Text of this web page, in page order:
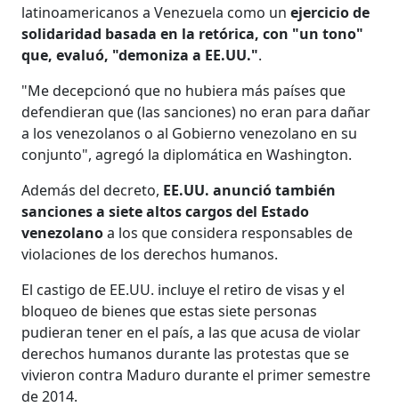
latinoamericanos a Venezuela como unejercicio de
solidaridad basada en la retórica, con "un tono"
que, evaluó, "demoniza a EE.UU.".
"Me decepcionó que no hubiera más países que
defendieran que (las sanciones) no eran para dañar
a los venezolanos o al Gobierno venezolano en su
conjunto", agregó la diplomática en Washington.
Además del decreto, EE.UU. anunció también
sanciones a siete altos cargos del Estado
venezolanoa los que considera responsables de
violaciones de los derechos humanos.
El castigo de EE.UU. incluye el retiro de visas y el
bloqueo de bienes que estas siete personas
pudieran tener en el país, a las que acusa de violar
derechos humanos durante las protestas que se
vivieron contra Maduro durante el primer semestre
de 2014.